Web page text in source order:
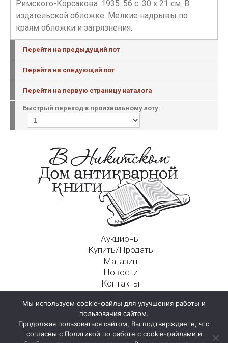
Римского-Корсакова. 1935. 56 с. 30 х 21 см. В
издательской обложке. Мелкие надрывы по
краям обложки и загрязнения.
Перейти на предыдущий лот
Перейти на следующий лот
Перейти на первую страницу каталога
Быстрый переход к произвольному лоту:
Аукционы
Купить/Продать
Магазин
Новости
Контакты
125009, г. Москва, Никитский пер., д. 4а, стр. 1
Мы используем cookie-файлы для улучшения работы и
пользования сайтом.
Продолжая пользоваться сайтом, Вы подтверждаете, что
согласны с Политикой по работе с cookie-файлами и